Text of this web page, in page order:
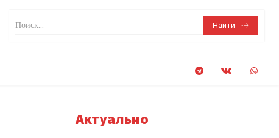
Поиск... Найти
Актуально